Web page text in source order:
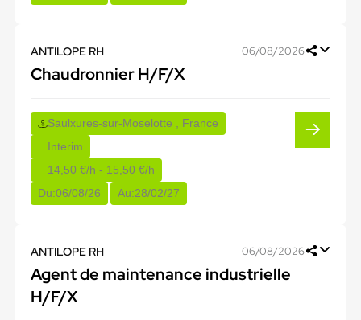
ANTILOPE RH 06/08/2026
Chaudronnier H/F/X
Saulxures-sur-Moselotte , France
Interim
14,50 €/h - 15,50 €/h
Du:06/08/26 Au:28/02/27
ANTILOPE RH 06/08/2026
Agent de maintenance industrielle
H/F/X